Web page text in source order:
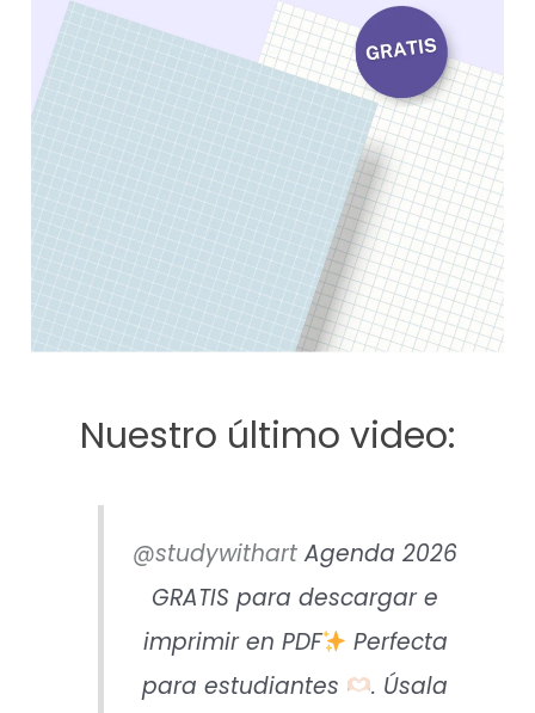
Nuestro último video:
@studywithart Agenda 2026
GRATIS para descargar e
imprimir en PDF
Perfecta
para estudiantes
. Úsala